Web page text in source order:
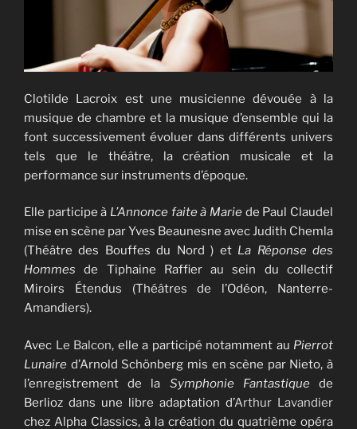
Clotilde Lacroix est une musicienne dévouée à la
musique de chambre et la musique d’ensemble qui la
font successivement évoluer dans différents univers
tels que le théâtre, la création musicale et la
performance sur instruments d’époque.
Elle participe à L’Annonce faite à Marie de Paul Claudel
mise en scène par Yves Beaunesne avec Judith Chemla
(Théâtre des Bouffes du Nord ) et La Réponse des
Hommes de Tiphaine Raffier au sein du collectif
Miroirs Étendus (Théâtres de l’Odéon, Nanterre-
Amandiers).
Avec Le Balcon, elle a participé notamment au Pierrot
Lunaire d’Arnold Schönberg mis en scène par Nieto, à
l’enregistrement de la Symphonie Fantastiquede
Berlioz dans une libre adaptation d’Arthur Lavandier
chez Alpha Classics, à la création du quatrième opéra